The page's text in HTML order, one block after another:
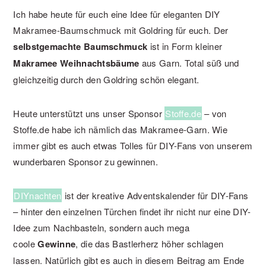
Ich habe heute für euch eine Idee für eleganten DIY
Makramee-Baumschmuck mit Goldring für euch. Der
selbstgemachte Baumschmuck ist in Form kleiner
Makramee Weihnachtsbäume aus Garn. Total süß und
gleichzeitig durch den Goldring schön elegant.
Heute unterstützt uns unser Sponsor Stoffe.de – von
Stoffe.de habe ich nämlich das Makramee-Garn. Wie
immer gibt es auch etwas Tolles für DIY-Fans von unserem
wunderbaren Sponsor zu gewinnen.
DIYnachten ist der kreative Adventskalender für DIY-Fans
– hinter den einzelnen Türchen findet ihr nicht nur eine DIY-
Idee zum Nachbasteln, sondern auch mega
cooleGewinne, die das Bastlerherz höher schlagen
lassen. Natürlich gibt es auch in diesem Beitrag am Ende